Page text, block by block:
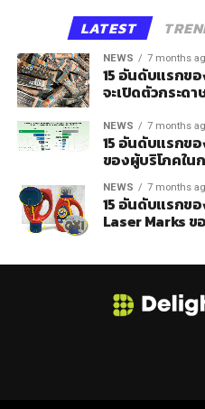
LATEST
NEWS 7 months
15 อันดับแรกขอ
จะเปิดตัวกระดา
NEWS 7 months
15 อันดับแรกข
ของผู้บริโภคใน
NEWS 7 months
15 อันดับแรกขอ
Laser Marks ข